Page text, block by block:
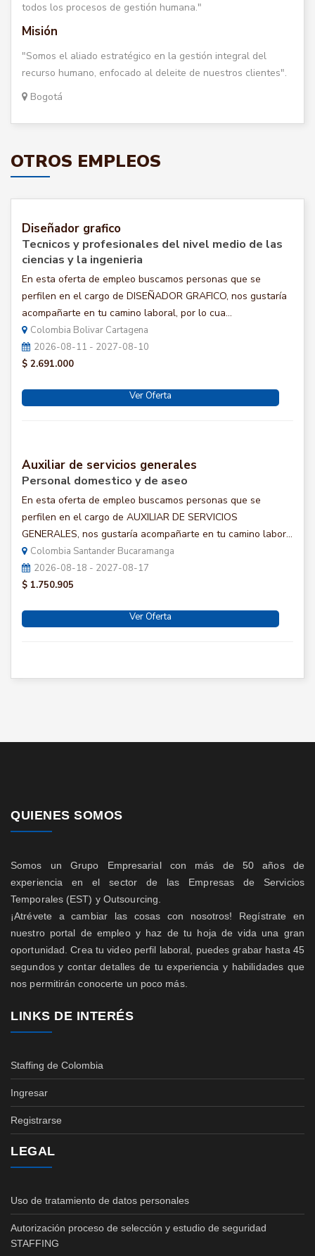
todos los procesos de gestión humana."
Misión
"Somos el aliado estratégico en la gestión integral del
recurso humano, enfocado al deleite de nuestros clientes".
Bogotá
OTROS EMPLEOS
Diseñador grafico
Tecnicos y profesionales del nivel medio de las
ciencias y la ingenieria
En esta oferta de empleo buscamos personas que se
perfilen en el cargo de DISEÑADOR GRAFICO, nos gustaría
acompañarte en tu camino laboral, por lo cua...
Colombia Bolivar Cartagena
2026-08-11 - 2027-08-10
$ 2.691.000
Ver Oferta
Auxiliar de servicios generales
Personal domestico y de aseo
En esta oferta de empleo buscamos personas que se
perfilen en el cargo de AUXILIAR DE SERVICIOS
GENERALES, nos gustaría acompañarte en tu camino labor...
Colombia Santander Bucaramanga
2026-08-18 - 2027-08-17
$ 1.750.905
Ver Oferta
QUIENES SOMOS
Somos un Grupo Empresarial con más de 50 años de
experiencia en el sector de las Empresas de Servicios
Temporales (EST) y Outsourcing.
¡Atrévete a cambiar las cosas con nosotros! Regístrate en
nuestro portal de empleo y haz de tu hoja de vida una gran
oportunidad. Crea tu video perfil laboral, puedes grabar hasta 45
segundos y contar detalles de tu experiencia y habilidades que
nos permitirán conocerte un poco más.
LINKS DE INTERÉS
Staffing de Colombia
Ingresar
Registrarse
LEGAL
Uso de tratamiento de datos personales
Autorización proceso de selección y estudio de seguridad
STAFFING